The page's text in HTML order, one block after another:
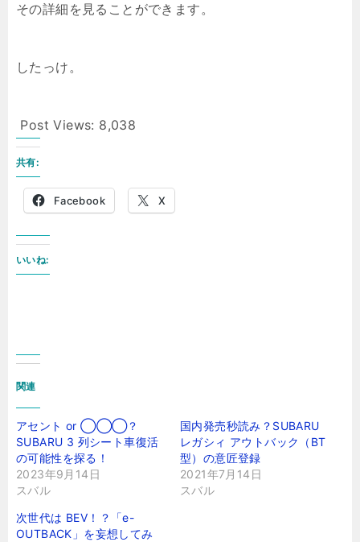
その詳細を見ることができます。
したっけ。
Post Views: 8,038
共有:
Facebook X
いいね:
関連
アセント or ◯◯◯？
SUBARU 3 列シート車復活
の可能性を探る！
2023年9月14日
スバル
国内発売秒読み？SUBARU
レガシィ アウトバック（BT
型）の意匠登録
2021年7月14日
スバル
次世代は BEV！？「e-
OUTBACK」を妄想してみ